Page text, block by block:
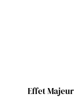
Effet Majeur